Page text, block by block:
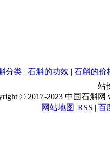
分类| 石斛的功效 | 石斛的价
站
© 2017-2023 中国石斛网
网站地图| RSS | 百